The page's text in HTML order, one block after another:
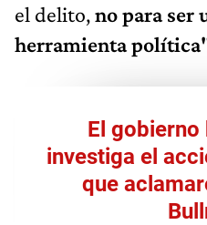
el delito,no para ser
herramienta
El gobierno
investiga el
que